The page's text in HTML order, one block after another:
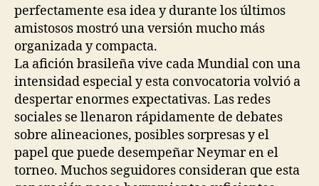
perfectamente esa idea y durante los últimos
amistosos mostró una versión mucho más
organizada y compacta.
La afición brasileña vive cada Mundial con una
intensidad especial y esta convocatoria volvió a
despertar enormes expectativas. Las redes
sociales se llenaron rápidamente de debates
sobre alineaciones, posibles sorpresas y el
papel que puede desempeñar Neymar en el
torneo. Muchos seguidores consideran que esta